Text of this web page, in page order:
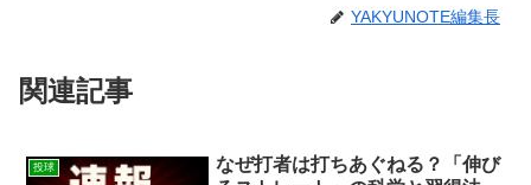
YAKYUNOTE編集長
関連記事
投球
なぜ打者は打ちあぐねる？「伸び